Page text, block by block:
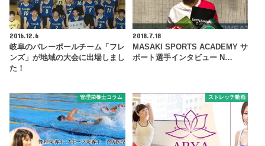
2016.12.6
岐阜のバレーボールチーム「フレ
ンズ」が地域の大会に出場しまし
た！
2018.7.18
MASAKI SPORTS ACADEMY サ
ポート選手インタビュー N…
管理栄養士コラム ストレッチ動画